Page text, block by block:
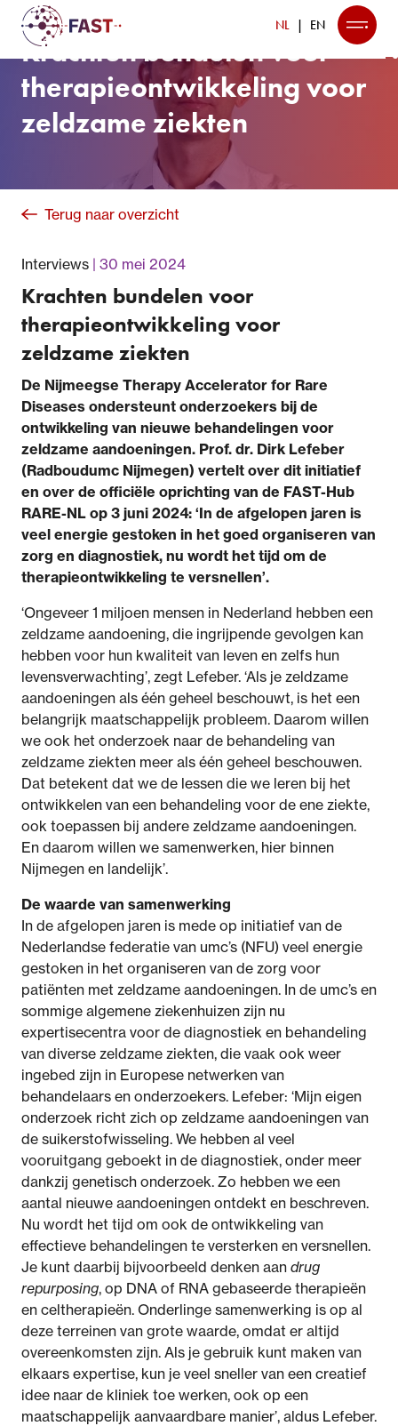
NL EN
Krachten bundelen voor
therapieontwikkeling voor
zeldzame ziekten
Terug naar overzicht
Interviews 30 mei 2024
Krachten bundelen voor
therapieontwikkeling voor
zeldzame ziekten
De Nijmeegse Therapy Accelerator for Rare
Diseases ondersteunt onderzoekers bij de
ontwikkeling van nieuwe behandelingen voor
zeldzame aandoeningen. Prof. dr. Dirk Lefeber
(Radboudumc Nijmegen) vertelt over dit initiatief
en over de officiële oprichting van de FAST-Hub
RARE-NL op 3 juni 2024: ‘In de afgelopen jaren is
veel energie gestoken in het goed organiseren van
zorg en diagnostiek, nu wordt het tijd om de
therapieontwikkeling te versnellen’.
‘Ongeveer 1 miljoen mensen in Nederland hebben een
zeldzame aandoening, die ingrijpende gevolgen kan
hebben voor hun kwaliteit van leven en zelfs hun
levensverwachting’, zegt Lefeber. ‘Als je zeldzame
aandoeningen als één geheel beschouwt, is het een
belangrijk maatschappelijk probleem. Daarom willen
we ook het onderzoek naar de behandeling van
zeldzame ziekten meer als één geheel beschouwen.
Dat betekent dat we de lessen die we leren bij het
ontwikkelen van een behandeling voor de ene ziekte,
ook toepassen bij andere zeldzame aandoeningen.
En daarom willen we samenwerken, hier binnen
Nijmegen en landelijk’.
De waarde van samenwerking
In de afgelopen jaren is mede op initiatief van de
Nederlandse federatie van umc’s (NFU) veel energie
gestoken in het organiseren van de zorg voor
patiënten met zeldzame aandoeningen. In de umc’s en
sommige algemene ziekenhuizen zijn nu
expertisecentra voor de diagnostiek en behandeling
van diverse zeldzame ziekten, die vaak ook weer
ingebed zijn in Europese netwerken van
behandelaars en onderzoekers. Lefeber: ‘Mijn eigen
onderzoek richt zich op zeldzame aandoeningen van
de suikerstofwisseling. We hebben al veel
vooruitgang geboekt in de diagnostiek, onder meer
dankzij genetisch onderzoek. Zo hebben we een
aantal nieuwe aandoeningen ontdekt en beschreven.
Nu wordt het tijd om ook de ontwikkeling van
effectieve behandelingen te versterken en versnellen.
Je kunt daarbij bijvoorbeeld denken aan drug
repurposing, op DNA of RNA gebaseerde therapieën
en celtherapieën. Onderlinge samenwerking is op al
deze terreinen van grote waarde, omdat er altijd
overeenkomsten zijn. Als je gebruik kunt maken van
elkaars expertise, kun je veel sneller van een creatief
idee naar de kliniek toe werken, ook op een
maatschappelijk aanvaardbare manier’, aldus Lefeber.